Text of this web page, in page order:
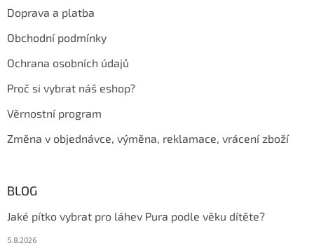
Doprava a platba
Obchodní podmínky
Ochrana osobních údajů
Proč si vybrat náš eshop?
Věrnostní program
Změna v objednávce, výměna, reklamace, vrácení zboží
BLOG
Jaké pítko vybrat pro láhev Pura podle věku dítěte?
5.8.2026